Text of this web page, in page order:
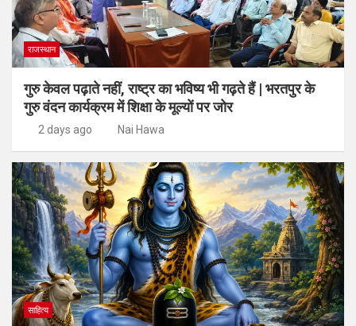
राजस्थान
गुरु केवल पढ़ाते नहीं, राष्ट्र का भविष्य भी गढ़ते हैं | भरतपुर के
गुरु वंदन कार्यक्रम में शिक्षा के मूल्यों पर जोर
2 days ago Nai Hawa
साहित्य